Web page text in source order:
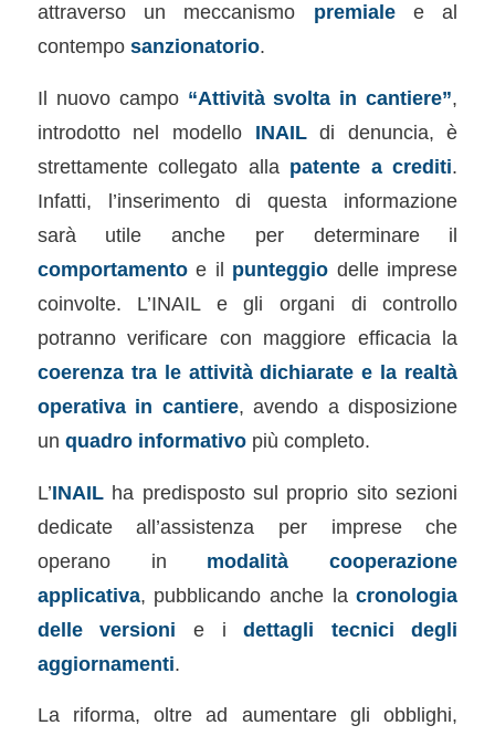
attraverso un meccanismo premialee al
contempo sanzionatorio.
Il nuovo campo “Attività svolta in cantiere”,
introdotto nel modello INAILdi denuncia, è
strettamente collegato alla patente a crediti.
Infatti, l’inserimento di questa informazione
sarà utile anche per determinare il
comportamentoe il punteggio delle imprese
coinvolte. L’INAIL e gli organi di controllo
potranno verificare con maggiore efficacia la
coerenza tra le attività dichiarate e la realtà
operativa in cantiere, avendo a disposizione
un quadro informativopiù completo.
L’INAILha predisposto sul proprio sito sezioni
dedicate all’assistenza per imprese che
operano in modalità cooperazione
applicativa, pubblicando anche lacronologia
delle versioni e idettagli tecnici degli
aggiornamenti.
La riforma, oltre ad aumentare gli obblighi,